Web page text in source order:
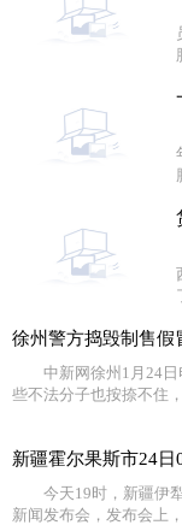
徐州警方捣毁制售假
中新网徐州1月24日
些不法分子也按捺不住
新疆霍尔果斯市24
今天19时，新疆伊犁
新闻发布会，发布会上